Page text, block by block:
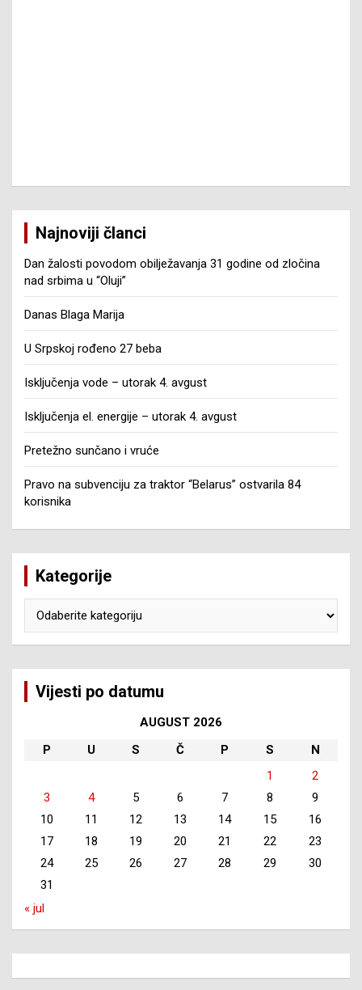
Najnoviji članci
Dan žalosti povodom obilježavanja 31 godine od zločina
nad srbima u “Oluji”
Danas Blaga Marija
U Srpskoj rođeno 27 beba
Isključenja vode – utorak 4. avgust
Isključenja el. energije – utorak 4. avgust
Pretežno sunčano i vruće
Pravo na subvenciju za traktor “Belarus” ostvarila 84
korisnika
Kategorije
Vijesti po datumu
AUGUST 2026
P
U S Č P S
N
1
2
3
4 5 6 7 8
9
10
11 12 13 14 15
16
17
18 19 20 21 22
23
24
25 26 27 28 29
30
31
« jul